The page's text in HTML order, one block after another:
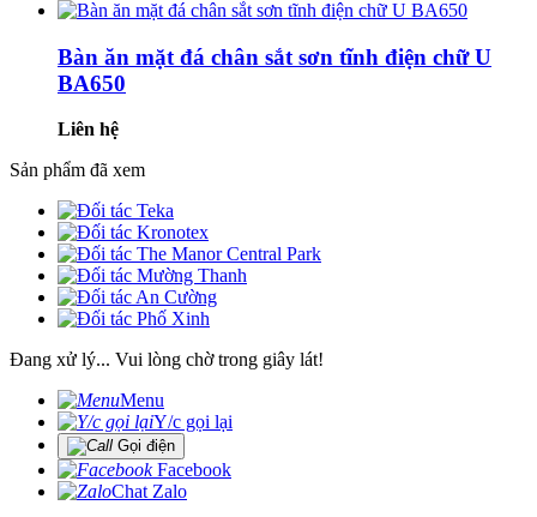
Bàn ăn mặt đá chân sắt sơn tĩnh điện chữ U
BA650
Liên hệ
Sản phẩm đã xem
Đang xử lý... Vui lòng chờ trong giây lát!
Menu
Y/c gọi lại
Gọi điện
Facebook
Chat Zalo